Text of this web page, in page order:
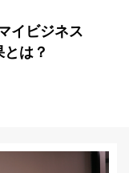
イビジネス
は？